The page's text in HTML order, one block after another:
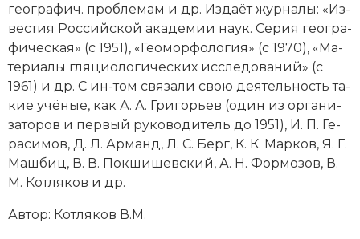
Религия и церковь
Россия
Северная Америка
Социально-экономическая история
Специальные исторические дисциплины
гео­гра­фич. про­бле­мам и др. Из­да­ёт жур­на­лы: «Из­
вес­тия Рос­сий­ской ака­де­мии на­ук. Се­рия гео­гра­
фи­че­ская» (с 1951), «Гео­мор­фо­ло­гия» (с 1970), «Ма­
те­риа­лы гля­цио­ло­ги­че­ских ис­сле­до­ва­ний» (с
1961) и др. С ин-том свя­за­ли свою дея­тель­ность та­
кие учё­ные, как А. А. Гри­горь­ев (один из ор­га­ни­
за­то­ров и пер­вый ру­ко­во­ди­тель до 1951), И. П. Ге­
ра­си­мов, Д. Л. Ар­манд, Л. С. Берг, К. К. Мар­ков, Я. Г.
Маш­биц, В. В. По­кши­шев­ский, А. Н. Фор­мо­зов, В.
М. Кот­ля­ков и др.
Автор: Кот­ля­ков В.М.